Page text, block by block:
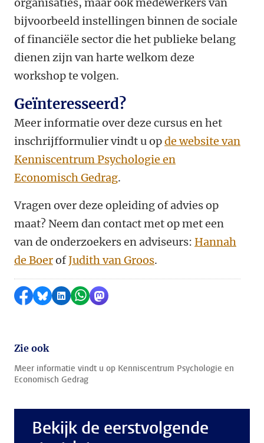
organisaties, maar ook medewerkers van
bijvoorbeeld instellingen binnen de sociale
of financiële sector die het publieke belang
dienen zijn van harte welkom deze
workshop te volgen.
Geïnteresseerd?
Meer informatie over deze cursus en het
inschrijfformulier vindt u opde website van
Kenniscentrum Psychologie en
Economisch Gedrag.
Vragen over deze opleiding of advies op
maat? Neem dan contact met op met een
van de onderzoekers en adviseurs: Hannah
de BoerofJudith van Groos.
Delen op Facebook
Delen via Bluesky
Delen op LinkedIn
Delen via WhatsApp
Delen via Mastodon
Zie ook
Meer informatie vindt u op Kenniscentrum Psychologie en
Economisch Gedrag
Bekijk de eerstvolgende